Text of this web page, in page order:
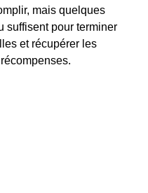
mais quelques
suffisent pour terminer
et récupérer les